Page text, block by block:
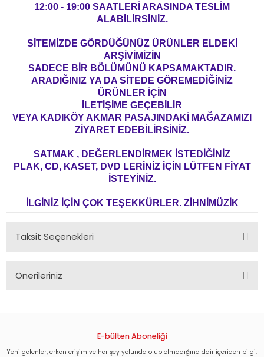
12:00 - 19:00 SAATLERİ ARASINDA TESLİM
ALABİLİRSİNİZ.
SİTEMİZDE GÖRDÜĞÜNÜZ ÜRÜNLER ELDEKİ
ARŞİVİMİZİN
SADECE BİR BÖLÜMÜNÜ KAPSAMAKTADIR.
ARADIĞINIZ YA DA SİTEDE GÖREMEDİĞİNİZ
ÜRÜNLER İÇİN
İLETİŞİME GEÇEBİLİR
VEYA KADIKÖY AKMAR PASAJINDAKİ MAĞAZAMIZI
ZİYARET EDEBİLİRSİNİZ.
SATMAK , DEĞERLENDİRMEK İSTEDİĞİNİZ
PLAK, CD, KASET, DVD LERİNİZ İÇİN LÜTFEN FİYAT
İSTEYİNİZ.
İLGİNİZ İÇİN ÇOK TEŞEKKÜRLER. ZİHNİMÜZİK
Taksit Seçenekleri
Önerileriniz
Görüş ve önerileriniz için teşekkür ederiz.
E-bülten Aboneliği
Yeni gelenler, erken erişim ve her şey yolunda olup olmadığına dair içeriden bilgi.